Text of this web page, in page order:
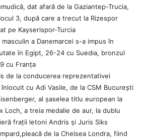
dat afară de la Gaziantep-Trucia,
3, după care a trecut la Rizespor
pe Kayserispor-Turcia
a Danemarcei s-a impus în
în Egipt, 26-24 cu Suedia, bronzul
cu Franța
de la conducerea reprezentativei
cu Adi Vasile, de la CSM București
al șaselea titlu european la
Loch, a treia medalie de aur, la dublu
frații letoni Andris și Juris Siks
de la Chelsea Londra, fiind